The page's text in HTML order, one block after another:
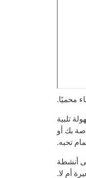
محميًا.
تلبية
بك أو
تحبه.
أنشطة
أم لا.